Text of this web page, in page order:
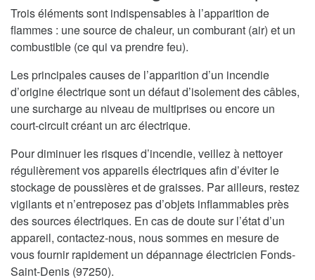
Trois éléments sont indispensables à l’apparition de
flammes : une source de chaleur, un comburant (air) et un
combustible (ce qui va prendre feu).
Les principales causes de l’apparition d’un incendie
d’origine électrique sont un défaut d’isolement des câbles,
une surcharge au niveau de multiprises ou encore un
court-circuit créant un arc électrique.
Pour diminuer les risques d’incendie, veillez à nettoyer
régulièrement vos appareils électriques afin d’éviter le
stockage de poussières et de graisses. Par ailleurs, restez
vigilants et n’entreposez pas d’objets inflammables près
des sources électriques. En cas de doute sur l’état d’un
appareil, contactez-nous, nous sommes en mesure de
vous fournir rapidement un dépannage électricien Fonds-
Saint-Denis (97250).